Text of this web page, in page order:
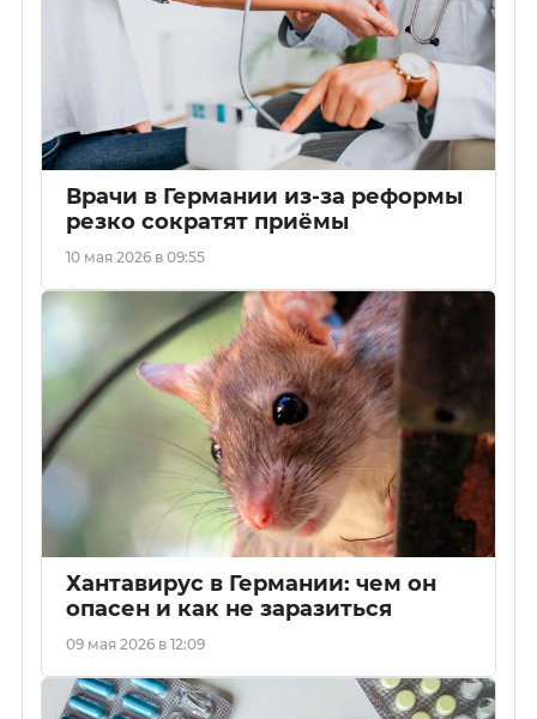
Врачи в Германии из-за реформы
резко сократят приёмы
10 мая 2026 в 09:55
Хантавирус в Германии: чем он
опасен и как не заразиться
09 мая 2026 в 12:09